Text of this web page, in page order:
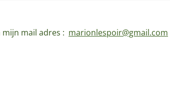
mail adres : marionlespoir@gmail.com